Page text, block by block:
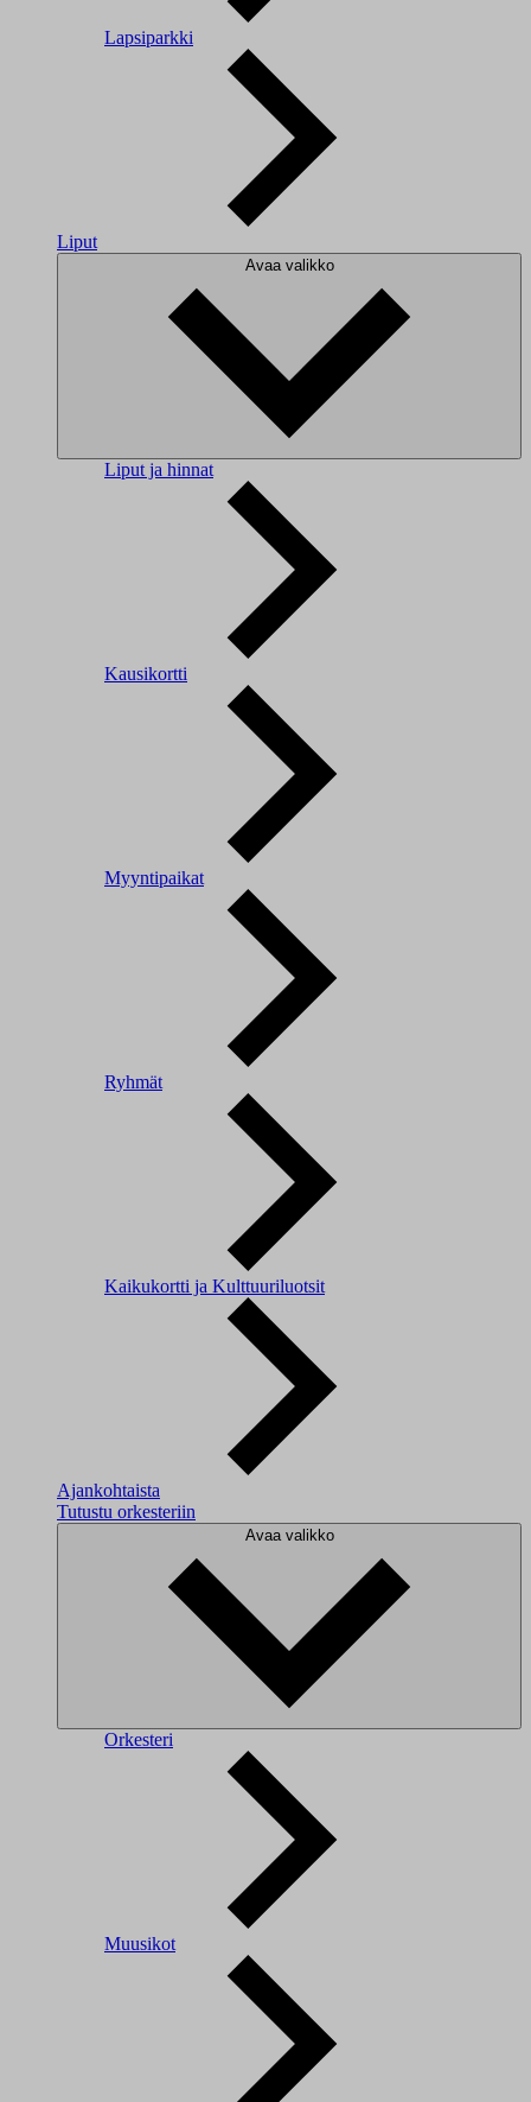
Lapsiparkki
Liput
Avaa valikko
Liput ja hinnat
Kausikortti
Myyntipaikat
Ryhmät
Kaikukortti ja Kulttuuriluotsit
Ajankohtaista
Tutustu orkesteriin
Avaa valikko
Orkesteri
Muusikot